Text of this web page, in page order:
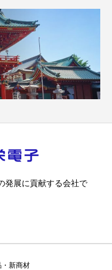
発展に貢献する会社で
・新商材